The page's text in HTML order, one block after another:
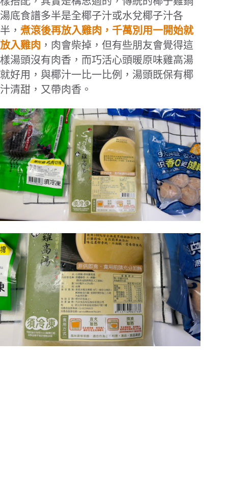
湯底食譜多半是全椰子汁或水兌椰子汁各
半， 煮滾後再放入雞肉，千萬別用一開始就
放入雞肉 ，肉會柴掉，但有些朋友會覺得這
樣湯頭沒有肉香，而巧活心頭暖原味雞高湯
就好用，與椰汁一比一比例，湯頭既保有椰
汁清甜，又帶肉香。